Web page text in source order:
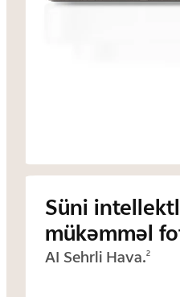
Süni
mükəmməl
AI Sehrli Hava.2